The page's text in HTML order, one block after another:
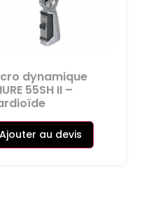
dynamique
55SH II –
Ajouter au devis